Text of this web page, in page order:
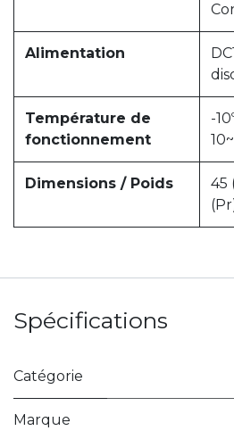
Alimentation
Température de
fonctionnement
-
Dimensions / Poids
45
Spécifications
Catégorie
Marque